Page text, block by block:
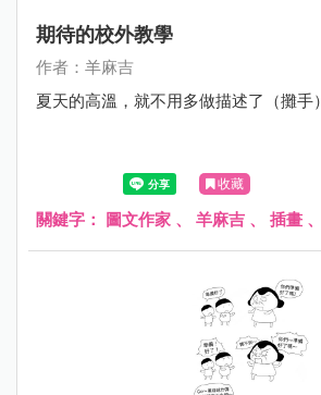
期待的校外教學
作者：羊麻吉
夏天的高溫，就不用多做描述了（攤手）
收藏
關鍵字： 圖文作家 、 羊麻吉 、 插畫 、